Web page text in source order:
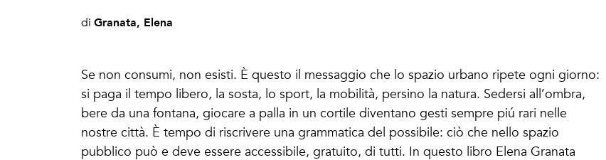
di Granata, Elena
Se non consumi, non esisti. È questo il messaggio che lo spazio urbano ripete ogni giorno:
si paga il tempo libero, la sosta, lo sport, la mobilità, persino la natura. Sedersi all’ombra,
bere da una fontana, giocare a palla in un cortile diventano gesti sempre piú rari nelle
nostre città. È tempo di riscrivere una grammatica del possibile: ciò che nello spazio
pubblico può e deve essere accessibile, gratuito, di tutti. In questo libro Elena Granata